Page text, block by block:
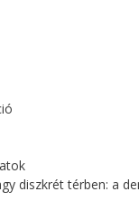
diszkrét térben: a